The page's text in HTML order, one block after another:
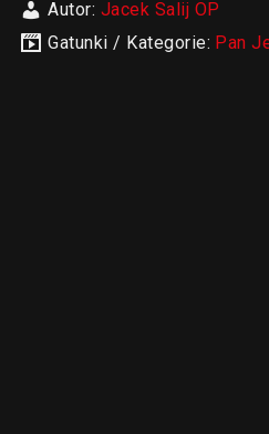
Autor: Jacek Salij OP
Gatunki / Kategorie: Pan